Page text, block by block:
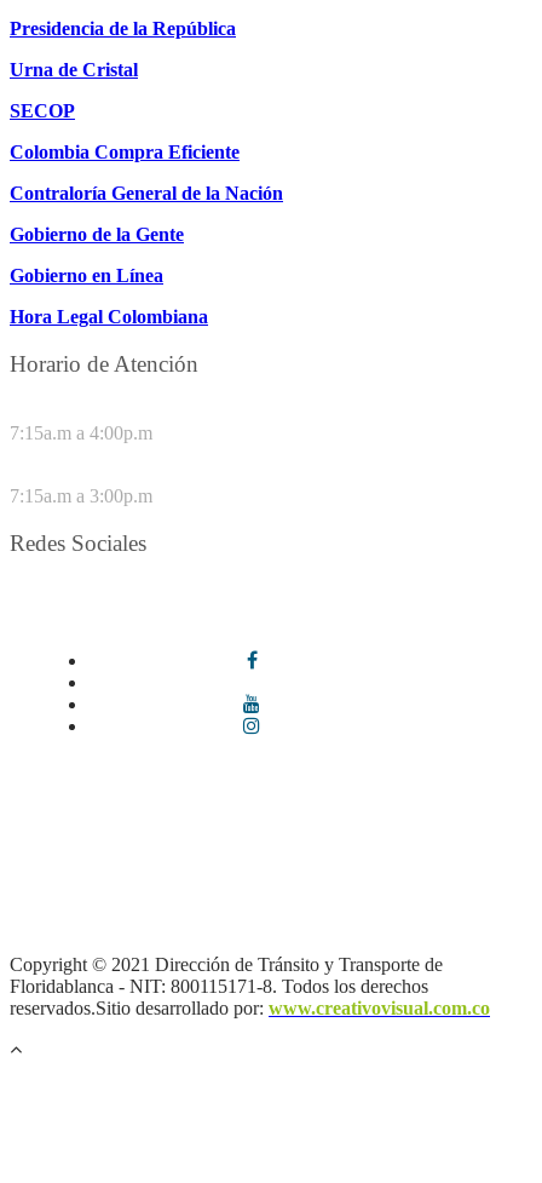
Presidencia de la República
Urna de Cristal
SECOP
Colombia Compra Eficiente
Contraloría General de la Nación
Gobierno de la Gente
Gobierno en Línea
Hora Legal Colombiana
Horario de Atención
7:15a.m a 4:00p.m
7:15a.m a 3:00p.m
Redes Sociales
Copyright © 2021 Dirección de Tránsito y Transporte de
Floridablanca - NIT: 800115171-8. Todos los derechos
reservados.Sitio desarrollado por: www.creativovisual.com.co